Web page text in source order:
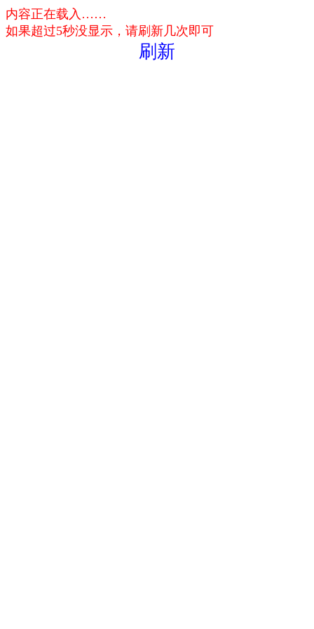
内容正在载入……
如果超过5秒没显示，请刷新几次即可
刷新